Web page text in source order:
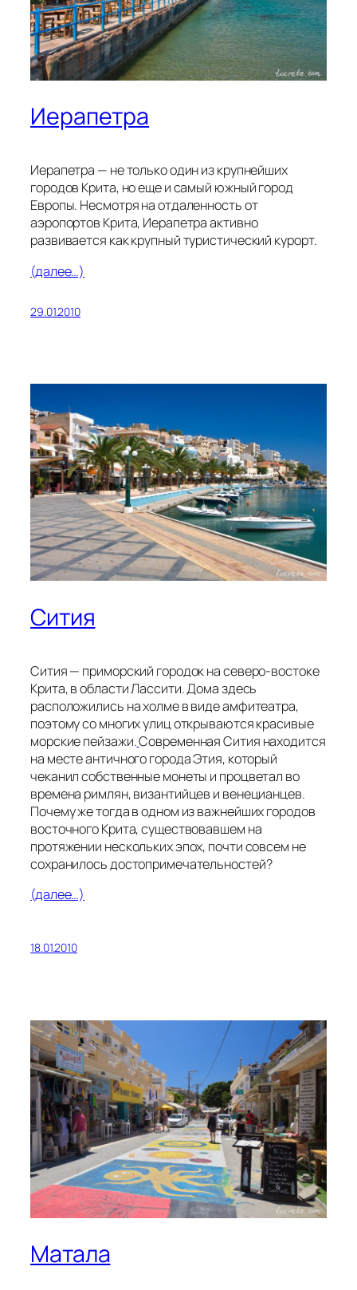
Иерапетра
Иерапетра — не только один из крупнейших
городов Крита, но еще и самый южный город
Европы. Несмотря на отдаленность от
аэропортов Крита, Иерапетра активно
развивается как крупный туристический курорт.
(далее…)
29.01.2010
Сития
Сития — приморский городок на северо-востоке
Крита, в области Лассити. Дома здесь
расположились на холме в виде амфитеатра,
поэтому со многих улиц открываются красивые
морские пейзажи.Современная Сития находится
на месте античного города Этия, который
чеканил собственные монеты и процветал во
времена римлян, византийцев и венецианцев.
Почему же тогда в одном из важнейших городов
восточного Крита, существовавшем на
протяжении нескольких эпох, почти совсем не
сохранилось достопримечательностей?
(далее…)
18.01.2010
Матала